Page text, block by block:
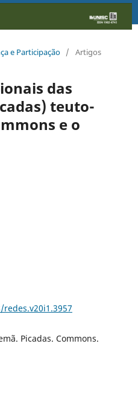
e Participação / Artigos
das
teuto-
e o
Picadas. Commons.